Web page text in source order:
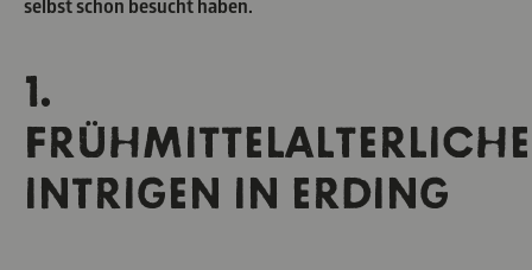
selbst schon besucht haben.
1.
FRÜHMITTELALTERLICHE
INTRIGEN IN ERDING